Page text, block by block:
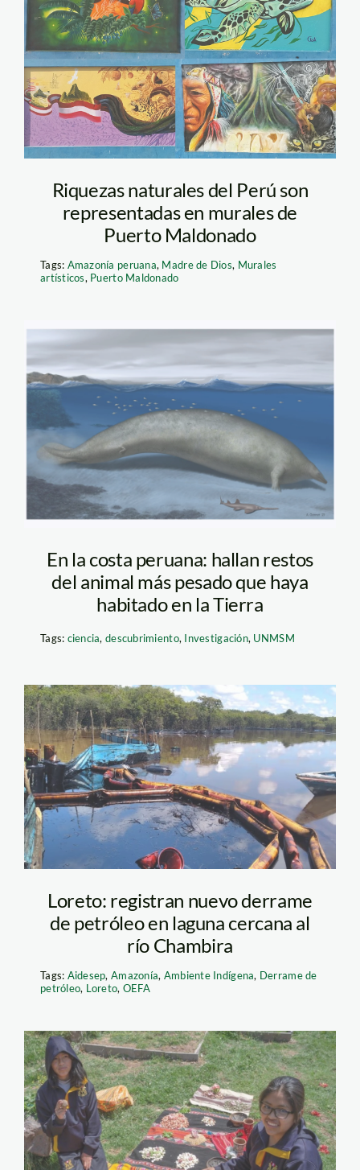
Maldonado foto
wuilmar spda
Riquezas naturales del Perú son
representadas en murales de
Puerto Maldonado
Tags: Amazonía peruana, Madre de Dios, Murales
artísticos, Puerto Maldonado
Perucetus colossus –
Alberto Gennari
En la costa peruana: hallan restos
del animal más pesado que haya
habitado en la Tierra
Tags: ciencia,descubrimiento, Investigación, UNMSM
derrame-loreto-
puelo-urarina
Loreto: registran nuevo derrame
de petróleo en laguna cercana al
río Chambira
Tags: Aidesep,Amazonía, Ambiente Indígena, Derrame de
petróleo, Loreto, OEFA
velasco astete –
iniciativa ambiental –
fundacion bbva